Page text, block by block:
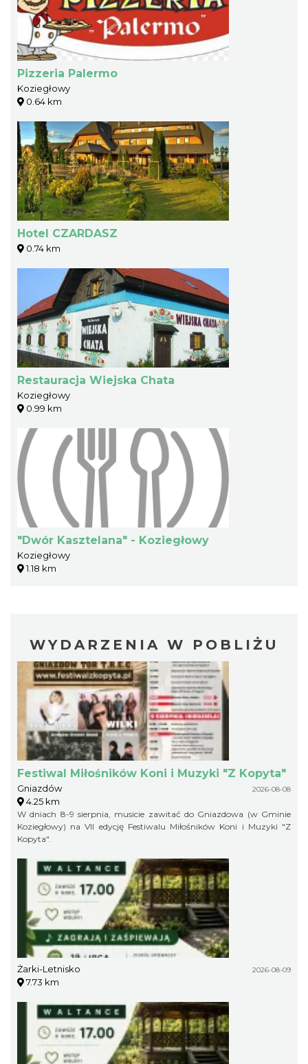
Pizzeria Palermo
Koziegłowy
0.64 km
Hotel CZARDASZ
0.74 km
Restauracja Wiejska Chata
Koziegłowy
0.99 km
"Dwór Kasztelana" - Koziegłowy
Koziegłowy
1.18 km
WYDARZENIA W POBLIŻU
Festiwal Miłośników Koni i Muzyki "Z Kopyta"
Gniazdów 2026-08-08
4.25 km
W dniach 8-9 sierpnia, musicie zawitać do Gniazdowa (w Gminie
Koziegłowy) na VII edycję Festiwalu Miłośników Koni i Muzyki "Z
Kopyta".
Żarki-Letnisko 2026-08-09
7.73 km